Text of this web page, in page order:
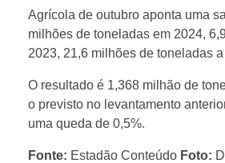
r
e
v
ê
Agrícola de outubro aponta uma
milhões de toneladas em 2024,
2023, 21,6 milhões de toneladas
O resultado é 1,368 milhão de
o previsto no levantamento
uma queda de 0,5%.
Fonte: Estadão Conteúdo Foto: